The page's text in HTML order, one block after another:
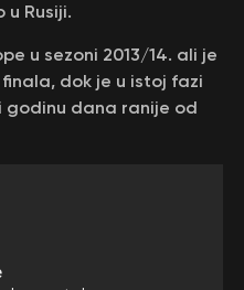
u Rusiji.
u sezoni 2013/14. ali je
dok je u istoj fazi
godinu dana ranije od